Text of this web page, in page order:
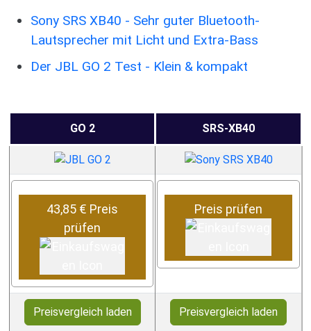
Sony SRS XB40 - Sehr guter Bluetooth-
Lautsprecher mit Licht und Extra-Bass
Der JBL GO 2 Test - Klein & kompakt
GO 2 SRS-XB40
43,85 € Preis
prüfen
Preis prüfen
Preisvergleich laden Preisvergleich laden